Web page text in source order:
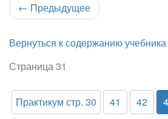
← Предыдущее
Вернуться к содержанию учебника
Страница 31
Практикум стр. 30 41 42